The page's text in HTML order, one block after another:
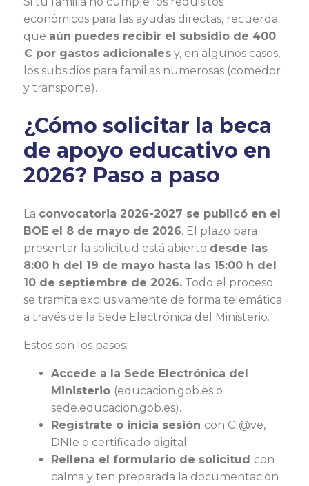
económicos para las ayudas directas, recuerda
que aún puedes recibir el subsidio de 400
€ por gastos adicionales y, en algunos casos,
los subsidios para familias numerosas (comedor
y transporte).
¿Cómo solicitar la beca
de apoyo educativo en
2026? Paso a paso
La convocatoria 2026-2027 se publicó en el
BOE el 8 de mayo de 2026. El plazo para
presentar la solicitud está abierto desde las
8:00 h del 19 de mayo hasta las 15:00 h del
10 de septiembre de 2026. Todo el proceso
se tramita exclusivamente de forma telemática
a través de la Sede Electrónica del Ministerio.
Estos son los pasos:
Accede a la Sede Electrónica del
Ministerio (educacion.gob.es o
sede.educacion.gob.es).
Regístrate o inicia sesión con Cl@ve,
DNIe o certificado digital.
Rellena el formulario de solicitud con
calma y ten preparada la documentación